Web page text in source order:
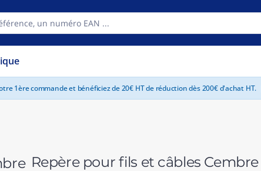
1ère commande et bénéficiez de 20€ HT de réduction dès 200€ d'achat HT.
Repère pour fils et câbles Cembre